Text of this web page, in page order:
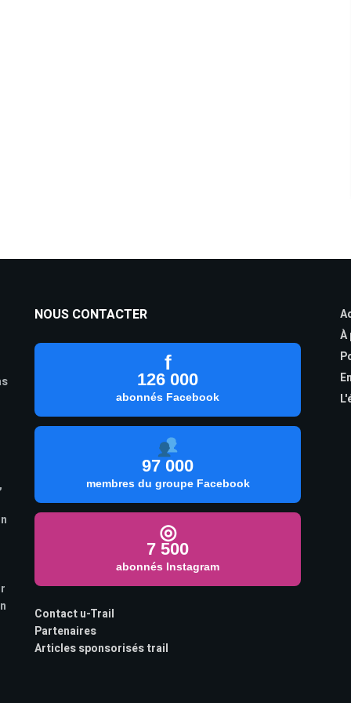
NOUS CONTACTER
f
126 000
abonnés Facebook
97 000
membres du groupe Facebook
◎
7 500
abonnés Instagram
Contact u-Trail
Partenaires
Articles sponsorisés trail
À